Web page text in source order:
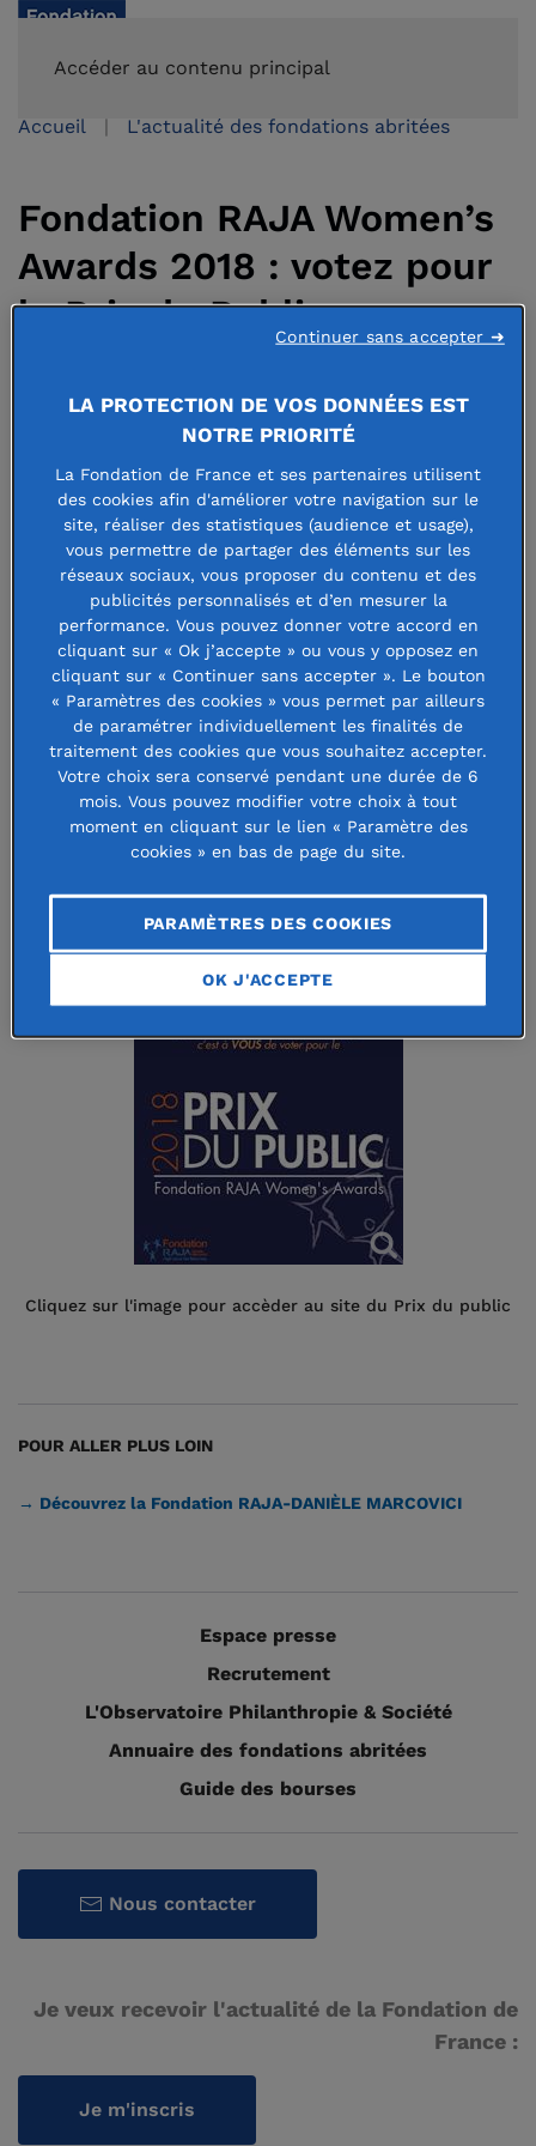
Accéder au contenu principal
Accueil L'actualité des fondations abritées
Fondation RAJA Women’s
Awards 2018 : votez pour
le Prix du Public
25 octobre 2018
Fondation RAJA Women’s Awards 2018
Participez à la campagne de votes pour décerner le Prix du
Public à l’une des 7 associations finalistes !
Le Prix du Public récompensera un projet mené par une
association en faveur des femmes en France ou dans le
monde.
La dotation du Prix de 10 000€ permettra à l’association de
développer ses actions.
Le Prix sera remis lors de la cérémonie des Fondation RAJA
Women’s Awards le 20 novembre 2018.
Cliquez sur l'image pour accèder au site du Prix du public
POUR ALLER PLUS LOIN
→ Découvrez la Fondation RAJA-DANIÈLE MARCOVICI
Espace presse
Recrutement
L'Observatoire Philanthropie & Société
Annuaire des fondations abritées
Guide des bourses
Nous contacter
Je veux recevoir l'actualité de la Fondation de
France :
Je m'inscris
LA PROTECTION DE VOS DONNÉES EST
NOTRE PRIORITÉ
La Fondation de France et ses partenaires utilisent
des cookies afin d'améliorer votre navigation sur le
site, réaliser des statistiques (audience et usage),
vous permettre de partager des éléments sur les
réseaux sociaux, vous proposer du contenu et des
publicités personnalisés et d’en mesurer la
performance. Vous pouvez donner votre accord en
cliquant sur « Ok j’accepte » ou vous y opposez en
cliquant sur « Continuer sans accepter ». Le bouton
« Paramètres des cookies » vous permet par ailleurs
de paramétrer individuellement les finalités de
traitement des cookies que vous souhaitez accepter.
Votre choix sera conservé pendant une durée de 6
mois. Vous pouvez modifier votre choix à tout
moment en cliquant sur le lien « Paramètre des
cookies » en bas de page du site.
PARAMÈTRES DES COOKIES
OK J'ACCEPTE
Continuer sans accepter ➜